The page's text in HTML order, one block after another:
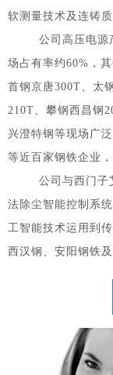
软测量技术及连铸
公司高压电源产
场占有率约60%，
首钢京唐300T、太
210T、攀钢西昌钢
兴澄特钢等现场广
等近百家钢铁企业，
公司与西门子艾
法除尘智能控制系
工智能技术运用到
西汉钢、安阳钢铁